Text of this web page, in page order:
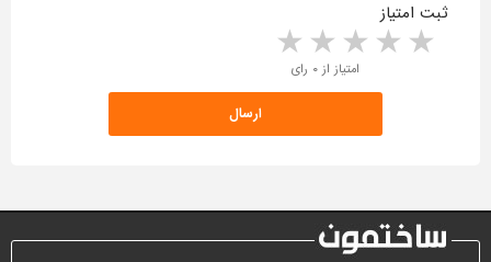
ثبت امتیاز
4 stars 3 stars 2 stars 1 star امتیاز از ۰ رای